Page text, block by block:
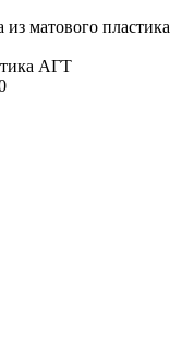
матового пластика
АГТ